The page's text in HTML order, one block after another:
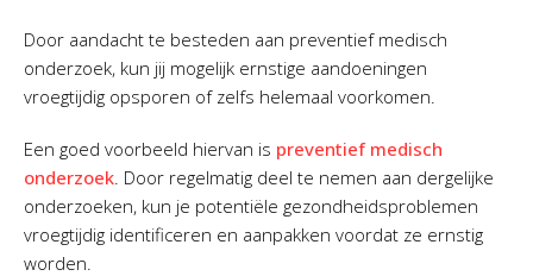
Door aandacht te besteden aan preventief medisch
onderzoek, kun jij mogelijk ernstige aandoeningen
vroegtijdig opsporen of zelfs helemaal voorkomen.
Een goed voorbeeld hiervan is preventief medisch
onderzoek. Door regelmatig deel te nemen aan dergelijke
onderzoeken, kun je potentiële gezondheidsproblemen
vroegtijdig identificeren en aanpakken voordat ze ernstig
worden.